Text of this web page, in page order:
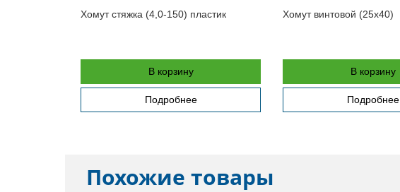
Хомут стяжка (4,0-150) пластик
В корзину
Подробнее
Хомут винтовой (25х40)
В корзину
Подробнее
Похожие товары